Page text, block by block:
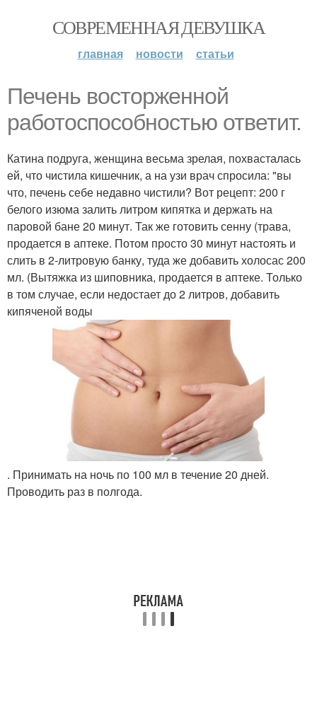
СОВРЕМЕННАЯ ДЕВУШКА
главная новости статьи
Печень восторженной
работоспособностью ответит.
Катина подруга, женщина весьма зрелая, похвасталась
ей, что чистила кишечник, а на узи врач спросила: "вы
что, печень себе недавно чистили? Вот рецепт: 200 г
белого изюма залить литром кипятка и держать на
паровой бане 20 минут. Так же готовить сенну (трава,
продается в аптеке. Потом просто 30 минут настоять и
слить в 2-литровую банку, туда же добавить холосас 200
мл. (Вытяжка из шиповника, продается в аптеке. Только
в том случае, если недостает до 2 литров, добавить
кипяченой воды
. Принимать на ночь по 100 мл в течение 20 дней.
Проводить раз в полгода.